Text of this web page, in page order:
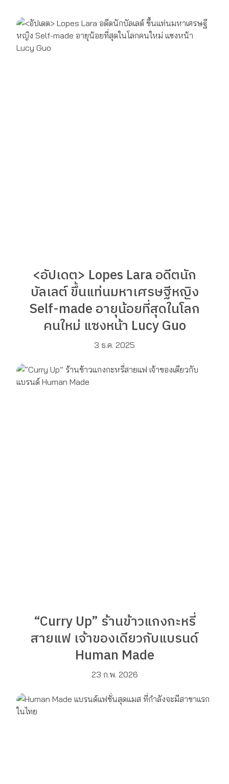
<อัปเดต> Lopes Lara อดีตนัก
บัลเลต์ ขึ้นแท่นมหาเศรษฐีหญิง
Self-made อายุน้อยที่สุดในโลก
คนใหม่ แซงหน้า Lucy Guo
3 ธ.ค. 2025
“Curry Up” ร้านข้าวแกงกะหรี่
สายแฟ เจ้าของเดียวกับแบรนด์
Human Made
23 ก.พ. 2026